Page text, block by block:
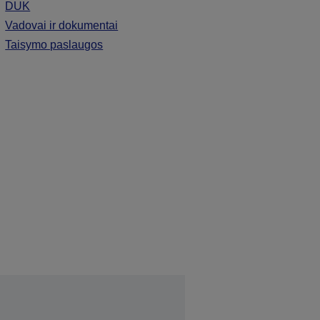
DUK
Vadovai ir dokumentai
Taisymo paslaugos